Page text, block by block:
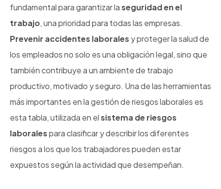
fundamental para garantizar laseguridad en el
trabajo, una prioridad para todas las empresas.
Prevenir accidentes laborales y proteger la salud de
los empleados no solo es una obligación legal, sino que
también contribuye a un ambiente de trabajo
productivo, motivado y seguro. Una de las herramientas
más importantes en la gestión de riesgos laborales es
esta tabla, utilizada en elsistema de riesgos
laboralespara clasificar y describir los diferentes
riesgos a los que los trabajadores pueden estar
expuestos según la actividad que desempeñan.